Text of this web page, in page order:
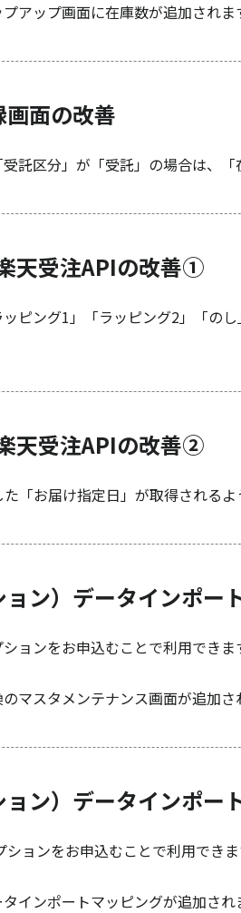
アップ画面に在庫数が追加されま
面の改善
託区分」が「受託」の場合は、
天受注APIの改善①
ピング1」「ラッピング2」「の
天受注APIの改善②
「お届け指定日」が取得されるよ
ョン）データインポ
ョンをお申込むことで利用できま
マスタメンテナンス画面が追加さ
ョン）データインポ
ョンをお申込むことで利用できま
インポートマッピングが追加され